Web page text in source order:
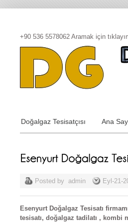
+90 536 5578062 Aramak için
Doğalgaz Tesisatçısı Ana
Posted by admin Eyl-21-
Esenyurt Doğalgaz Tesisatı
tesisatı, doğalgaz tadilatı , kombi